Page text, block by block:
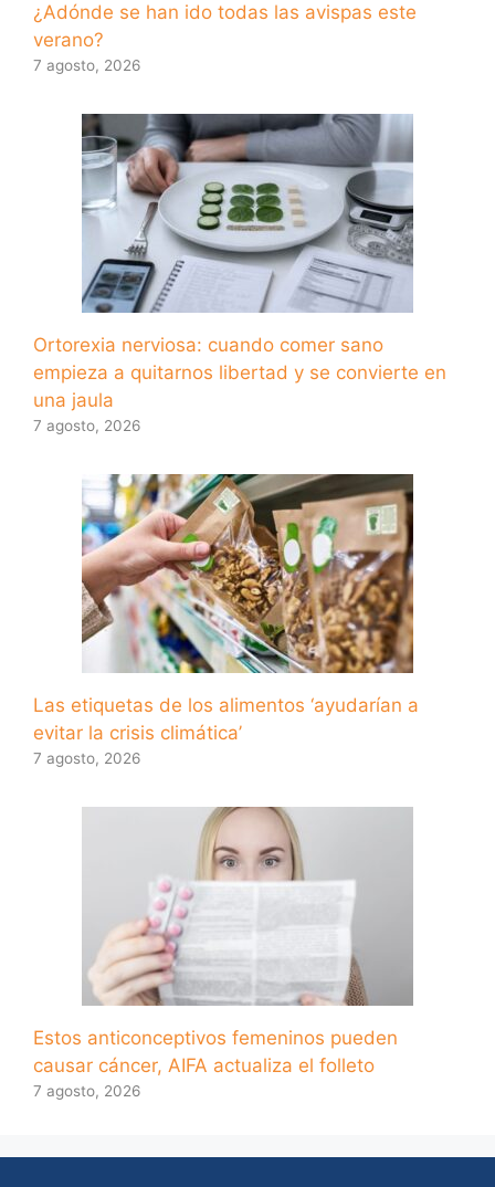
¿Adónde se han ido todas las avispas este
verano?
7 agosto, 2026
Ortorexia nerviosa: cuando comer sano
empieza a quitarnos libertad y se convierte en
una jaula
7 agosto, 2026
Las etiquetas de los alimentos ‘ayudarían a
evitar la crisis climática’
7 agosto, 2026
Estos anticonceptivos femeninos pueden
causar cáncer, AIFA actualiza el folleto
7 agosto, 2026